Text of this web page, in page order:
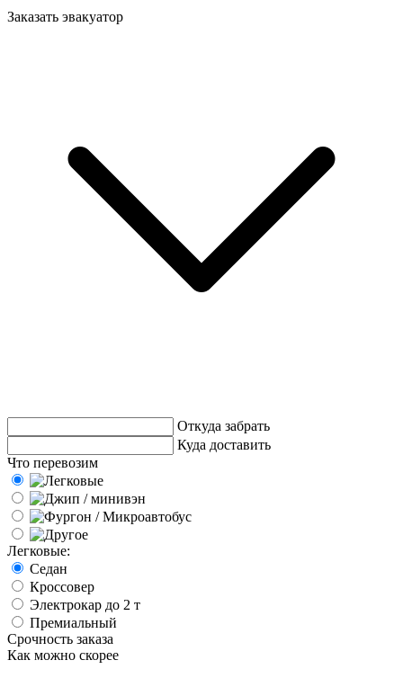
Заказать эвакуатор
Откуда забрать
Куда доставить
Что перевозим
Легковые:
Седан
Кроссовер
Электрокар до 2 т
Премиальный
Срочность заказа
Как можно скорее